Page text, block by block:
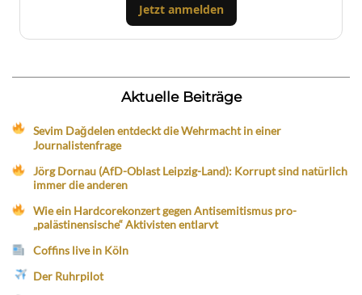
Jetzt anmelden
Aktuelle Beiträge
Sevim Dağdelen entdeckt die Wehrmacht in einer
Journalistenfrage
Jörg Dornau (AfD-Oblast Leipzig-Land): Korrupt sind natürlich
immer die anderen
Wie ein Hardcorekonzert gegen Antisemitismus pro-
„palästinensische“ Aktivisten entlarvt
Coffins live in Köln
Der Ruhrpilot